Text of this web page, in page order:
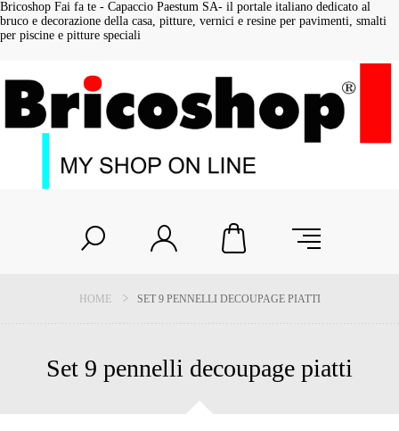
Bricoshop Fai fa te - Capaccio Paestum SA- il portale italiano dedicato al
bruco e decorazione della casa, pitture, vernici e resine per pavimenti, smalti
per piscine e pitture speciali
HOME SET 9 PENNELLI DECOUPAGE PIATTI
Set 9 pennelli decoupage piatti